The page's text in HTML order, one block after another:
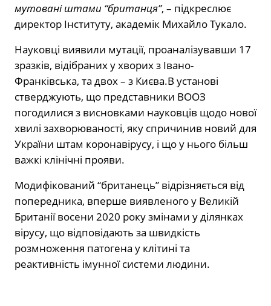
мутовані штами “британця”, – підкреслює
директор Інституту, академік Михайло Тукало.
Науковці виявили мутації, проаналізувавши 17
зразків, відібраних у хворих з Івано-
Франківська, та двох – з Києва.В установі
стверджують, що представники ВООЗ
погодилися з висновками науковців щодо нової
хвилі захворюваності, яку спричинив новий для
України штам коронавірусу, і що у нього більш
важкі клінічні прояви.
Модифікований “британець” відрізняється від
попередника, вперше виявленого у Великій
Британії восени 2020 року змінами у ділянках
вірусу, що відповідають за швидкість
розмноження патогена у клітині та
реактивність імунної системи людини.